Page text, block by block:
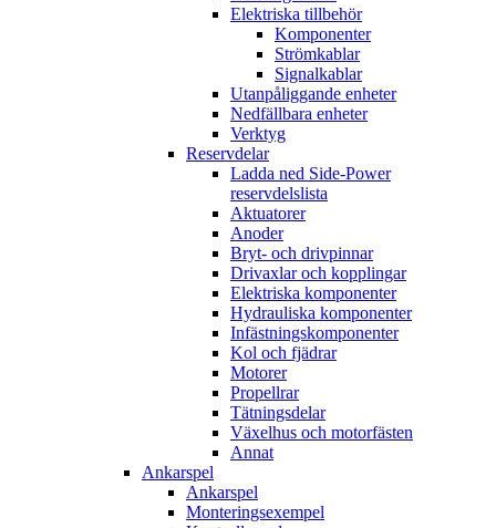
Elektriska tillbehör
Komponenter
Strömkablar
Signalkablar
Utanpåliggande enheter
Nedfällbara enheter
Verktyg
Reservdelar
Ladda ned Side-Power
reservdelslista
Aktuatorer
Anoder
Bryt- och drivpinnar
Drivaxlar och kopplingar
Elektriska komponenter
Hydrauliska komponenter
Infästningskomponenter
Kol och fjädrar
Motorer
Propellrar
Tätningsdelar
Växelhus och motorfästen
Annat
Ankarspel
Ankarspel
Monteringsexempel